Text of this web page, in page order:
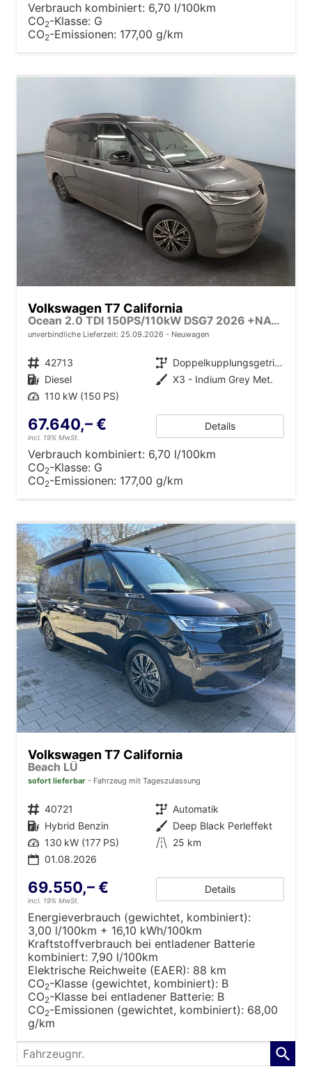
Verbrauch kombiniert: 6,70 l/100km
CO2-Klasse: G
CO2-Emissionen: 177,00 g/km
Volkswagen T7 California
Ocean 2.0 TDI 150PS/110kW DSG7 2026 +NAVI DISCOVER PRO+FRONTSCHEIBE BEHEIZBAR+TOP & PARK PAKET+18" ALU+AHK+TRAVEL ASSIST+EL- HEBEDACH, BASALT GRAU+CAMPINGAUSBAU
unverbindliche Lieferzeit: 25.09.2026 Neuwagen
Fahrzeugnr. 42713 Getriebe
Doppelkupplungsgetriebe (DSG)
Kraftstoff Diesel Außenfarbe X3 - Indium Grey Met.
Leistung 110 kW (150 PS)
67.640,– €
incl. 19% MwSt.
Details
Verbrauch kombiniert: 6,70 l/100km
CO2-Klasse: G
CO2-Emissionen: 177,00 g/km
Volkswagen T7 California
Beach LÜ
sofort lieferbar Fahrzeug mit Tageszulassung
Fahrzeugnr. 40721 Getriebe Automatik
Kraftstoff Hybrid Benzin Außenfarbe Deep Black Perleffekt
Leistung 130 kW (177 PS) Kilometerstand 25 km
01.08.2026
69.550,– €
incl. 19% MwSt.
Details
Energieverbrauch (gewichtet, kombiniert):
3,00 l/100km + 16,10 kWh/100km
Kraftstoffverbrauch bei entladener Batterie
kombiniert: 7,90 l/100km
Elektrische Reichweite (EAER): 88 km
CO2-Klasse (gewichtet, kombiniert): B
CO2-Klasse bei entladener Batterie: B
CO2-Emissionen (gewichtet, kombiniert): 68,00
g/km
Fahrzeugnr.